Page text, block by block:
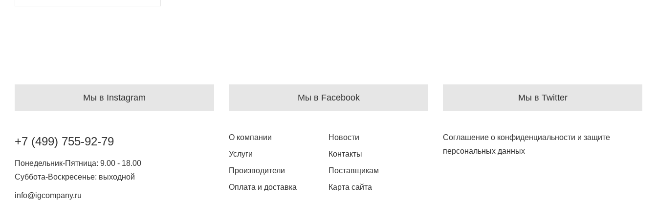
Keros
Lido
Linear
Lombok
Мы в Instagram Мы в Facebook Мы в Twitter
+7 (499) 755-92-79
Понедельник-Пятница: 9.00 - 18.00
Суббота-Воскресенье: выходной
info@igcompany.ru
О компании
Новости
Услуги
Контакты
Производители
Поставщикам
Оплата и доставка
Карта сайта
Соглашение о конфиденциальности и защите
персональных данных